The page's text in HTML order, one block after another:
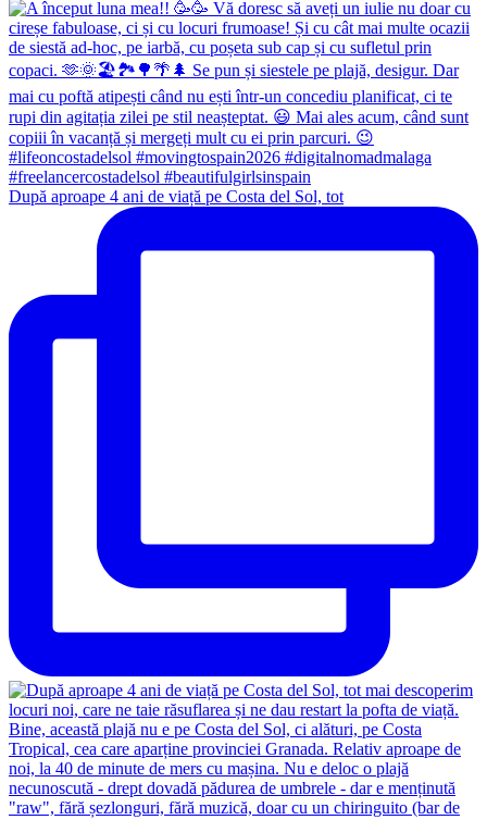
După aproape 4 ani de viață pe Costa del Sol, tot